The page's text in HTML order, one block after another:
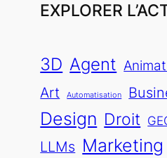
EXPLORER
3D Agent
Art Automatisation
Design Droit
LLMs Marketing